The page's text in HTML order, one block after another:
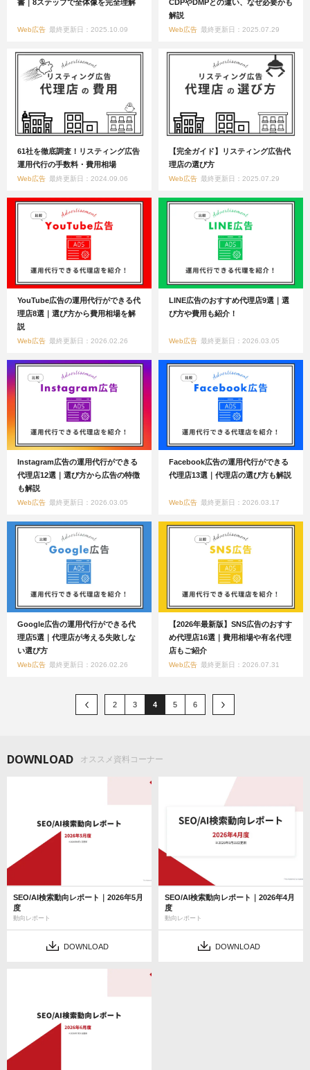
書｜8ステップで全体像を完全理解
Web広告 最終更新日：2025.10.09
CDPやDMPとの違い、なぜ必要かも
解説
Web広告 最終更新日：2025.07.29
61社を徹底調査！リスティング広告
運用代行の手数料・費用相場
Web広告 最終更新日：2024.09.06
【完全ガイド】リスティング広告代
理店の選び方
Web広告 最終更新日：2025.07.29
YouTube広告の運用代行ができる代
理店8選｜選び方から費用相場を解
説
Web広告 最終更新日：2026.02.26
LINE広告のおすすめ代理店9選｜選
び方や費用も紹介！
Web広告 最終更新日：2026.03.05
Instagram広告の運用代行ができる
代理店12選｜選び方から広告の特徴
も解説
Web広告 最終更新日：2026.03.05
Facebook広告の運用代行ができる
代理店13選｜代理店の選び方も解説
Web広告 最終更新日：2026.03.17
Google広告の運用代行ができる代
理店5選｜代理店が考える失敗しな
い選び方
Web広告 最終更新日：2026.02.26
【2026年最新版】SNS広告のおすす
め代理店16選｜費用相場や有名代理
店もご紹介
Web広告 最終更新日：2026.07.31
2 3 4 5 6
DOWNLOAD オススメ資料コーナー
SEO/AI検索動向レポート｜2026年5月
度
動向レポート
DOWNLOAD
SEO/AI検索動向レポート｜2026年4月
度
動向レポート
DOWNLOAD